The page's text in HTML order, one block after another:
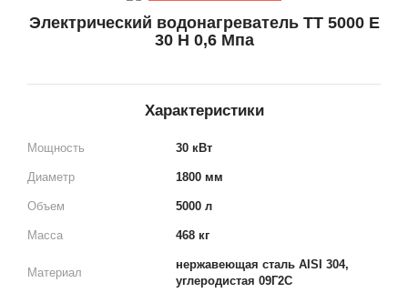
Электрический водонагреватель ТТ 5000 E
30 Н 0,6 Мпа
Характеристики
Мощность 30 кВт
Диаметр 1800 мм
Объем 5000 л
Масса 468 кг
Материал
нержавеющая сталь AISI 304,
углеродистая 09Г2С